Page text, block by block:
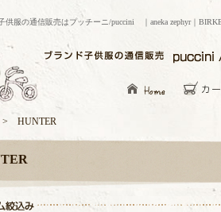
供服の通信販売はプッチーニ/puccini ｜aneka zephyr｜
HUNTER